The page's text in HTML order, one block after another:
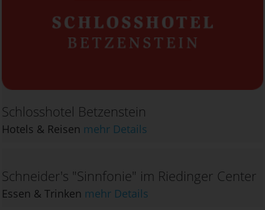
Schlosshotel Betzenstein
Hotels & Reisen mehr Details
Schneider's "Sinnfonie" im Riedinger Center
Essen & Trinken mehr Details